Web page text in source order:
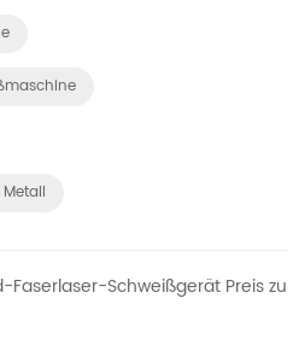
Faserlaser-Schweißgerät Preis zu